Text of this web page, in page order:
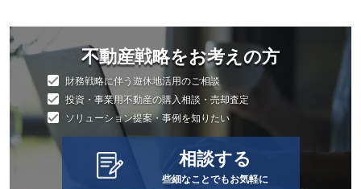
不動産戦略をお考えの方
財務戦略に伴う遊休地活用のご相談
投資・事業用不動産の購入相談・売却査定
ソリューション提案・事例を知りたい
相談する
些細なことでもお気軽に